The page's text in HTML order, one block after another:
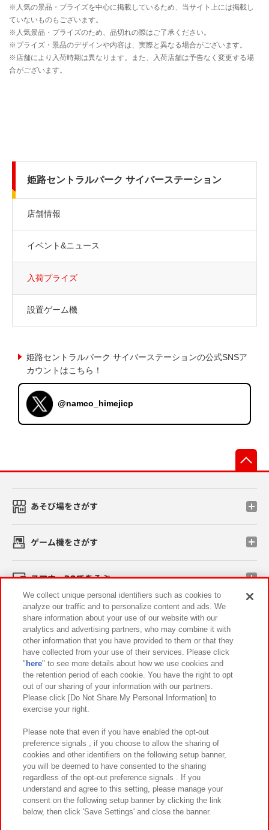
姫路セントラルパーク サイバーステーション
店舗情報
イベント&ニュース
入荷プライズ
設置ゲーム機
姫路セントラルパーク サイバーステーションの公式SNSア
カウントはこちら！
@namco_himejicp
あそび場をさがす
ゲーム機をさがす
スマホ・PCであそぶ
イベント・キャンペーン
関連会社 サステナビリティ サイトポリシー
プライバシーポリシー ウェブアクセシビリティ方針と検証結果
お取引先さまとともに
カスタマーハラスメント対応方針 よくあるご質問・お問い合わせ
©Bandai Namco Amusement Inc.
We collect unique personal identifiers such as cookies to
analyze our traffic and to personalize content and ads. We
share information about your use of our website with our
analytics and advertising partners, who may combine it with
other information that you have provided to them or that they
have collected from your use of their services. Please click
" here" to see more details about how we use cookies and
the retention period of each cookie. You have the right to opt
out of our sharing of your information with our partners.
Please click [Do Not Share My Personal Information] to
exercise your right.
Please note that even if you have enabled the opt-out
preference signals , if you choose to allow the sharing of
cookies and other identifiers on the following setup banner,
you will be deemed to have consented to the sharing
regardless of the opt-out preference signals . If you
understand and agree to this setting, please manage your
consent on the following setup banner by clicking the link
below, then click 'Save Settings' and close the banner.